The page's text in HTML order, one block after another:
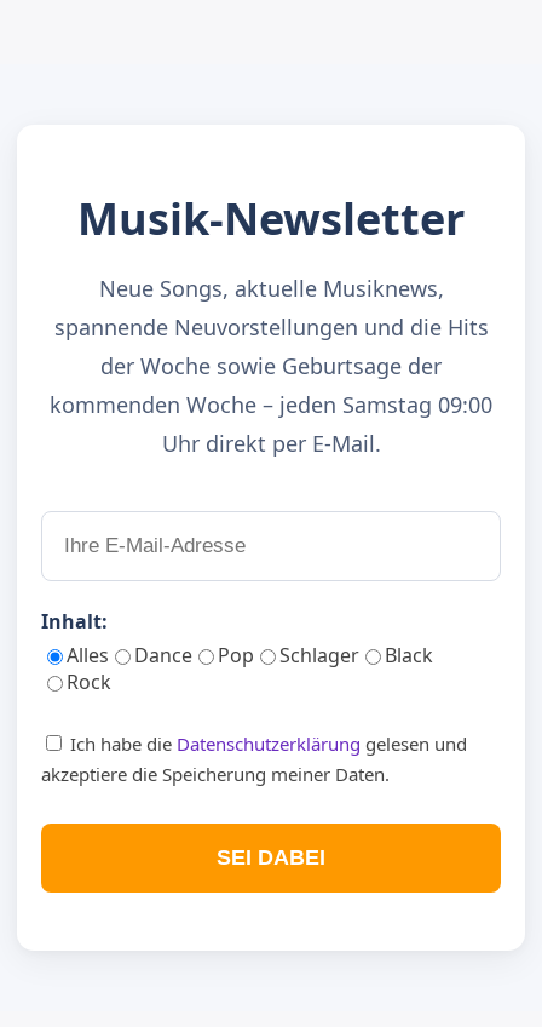
Musik-Newsletter
Neue Songs, aktuelle Musiknews,
spannende Neuvorstellungen und die Hits
der Woche sowie Geburtsage der
kommenden Woche – jeden Samstag 09:00
Uhr direkt per E-Mail.
Inhalt:
Alles
Dance Pop Schlager
Black
Rock
Ich habe die Datenschutzerklärung gelesen und
akzeptiere die Speicherung meiner Daten.
SEI DABEI